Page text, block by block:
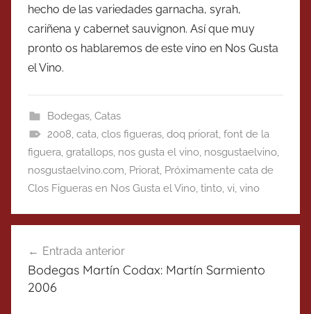
hecho de las variedades garnacha, syrah,
cariñena y cabernet sauvignon. Así que muy
pronto os hablaremos de este vino en Nos Gusta
el Vino.
Bodegas, Catas
2008, cata, clos figueras, doq priorat, font de la
figuera, gratallops, nos gusta el vino, nosgustaelvino,
nosgustaelvino.com, Priorat, Próximamente cata de
Clos Figueras en Nos Gusta el Vino, tinto, vi, vino
de
entradas
Entrada anterior
Bodegas Martín Codax: Martín Sarmiento
2006